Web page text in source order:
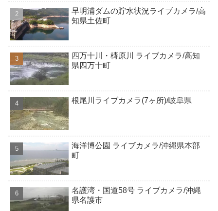
早明浦ダムの貯水状況ライブカメラ/高
知県土佐町
四万十川・梼原川 ライブカメラ/高知
県四万十町
根尾川ライブカメラ(7ヶ所)/岐阜県
海洋博公園 ライブカメラ/沖縄県本部
町
名護湾・国道58号 ライブカメラ/沖縄
県名護市